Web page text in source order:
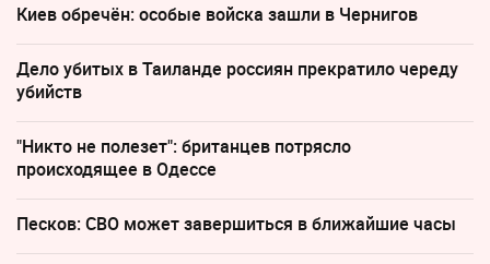
Киев обречён: особые войска зашли в Чернигов
Дело убитых в Таиланде россиян прекратило череду
убийств
"Никто не полезет": британцев потрясло
происходящее в Одессе
Песков: СВО может завершиться в ближайшие часы